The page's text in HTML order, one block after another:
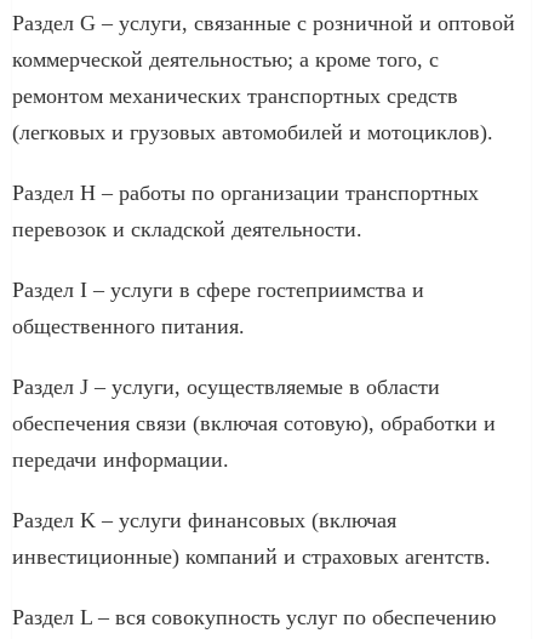
Раздел G – услуги, связанные с розничной и оптовой
коммерческой деятельностью; а кроме того, с
ремонтом механических транспортных средств
(легковых и грузовых автомобилей и мотоциклов).
Раздел H – работы по организации транспортных
перевозок и складской деятельности.
Раздел I – услуги в сфере гостеприимства и
общественного питания.
Раздел J – услуги, осуществляемые в области
обеспечения связи (включая сотовую), обработки и
передачи информации.
Раздел K – услуги финансовых (включая
инвестиционные) компаний и страховых агентств.
Раздел L – вся совокупность услуг по обеспечению